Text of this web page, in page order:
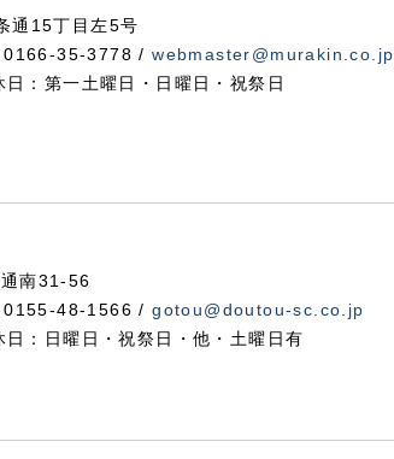
15丁目左5号
0166-35-3778 /webmaster@murakin.co.jp
：第一土曜日・日曜日・祝祭日
南31-56
0155-48-1566 /gotou@doutou-sc.co.jp
：日曜日・祝祭日・他・土曜日有